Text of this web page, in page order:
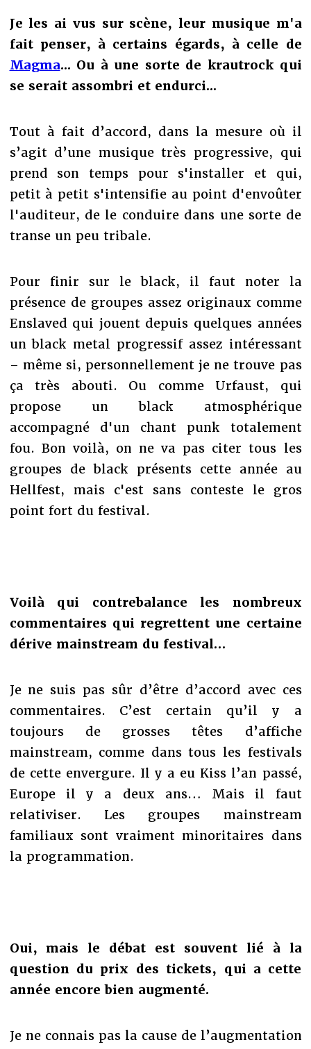
Je les ai vus sur scène, leur musique m'a
fait penser, à certains égards, à celle de
Magma... Ou à une sorte de krautrock qui
se serait assombri et endurci...
Tout à fait d’accord, dans la mesure où il
s’agit d’une musique très progressive, qui
prend son temps pour s'installer et qui,
petit à petit s'intensifie au point d'envoûter
l'auditeur, de le conduire dans une sorte de
transe un peu tribale.
Pour finir sur le black, il faut noter la
présence de groupes assez originaux comme
Enslaved qui jouent depuis quelques années
un black metal progressif assez intéressant
– même si, personnellement je ne trouve pas
ça très abouti. Ou comme Urfaust, qui
propose un black atmosphérique
accompagné d'un chant punk totalement
fou. Bon voilà, on ne va pas citer tous les
groupes de black présents cette année au
Hellfest, mais c'est sans conteste le gros
point fort du festival.
Voilà qui contrebalance les nombreux
commentaires qui regrettent une certaine
dérive mainstream du festival…
Je ne suis pas sûr d’être d’accord avec ces
commentaires. C’est certain qu’il y a
toujours de grosses têtes d’affiche
mainstream, comme dans tous les festivals
de cette envergure. Il y a eu Kiss l’an passé,
Europe il y a deux ans… Mais il faut
relativiser. Les groupes mainstream
familiaux sont vraiment minoritaires dans
la programmation.
Oui, mais le débat est souvent lié à la
question du prix des tickets, qui a cette
année encore bien augmenté.
Je ne connais pas la cause de l’augmentation